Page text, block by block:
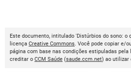
Este documento, intitulado 'Distúrbios do sono: o
licença Creative Commons. Você pode copiar e/
página com base nas condições estipuladas pela
creditar o CCM Saúde (saude.ccm.net) ao utilizar